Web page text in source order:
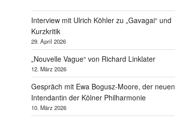
Interview mit Ulrich Köhler zu „Gavagai“ und
Kurzkritik
29. April 2026
„Nouvelle Vague“ von Richard Linklater
12. März 2026
Gespräch mit Ewa Bogusz-Moore, der neuen
Intendantin der Kölner Philharmonie
10. März 2026